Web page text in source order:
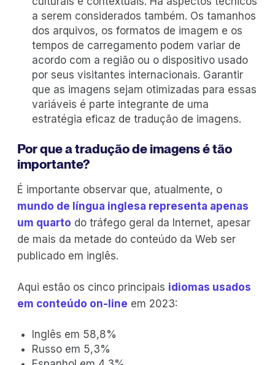
a serem considerados também. Os tamanhos
dos arquivos, os formatos de imagem e os
tempos de carregamento podem variar de
acordo com a região ou o dispositivo usado
por seus visitantes internacionais. Garantir
que as imagens sejam otimizadas para essas
variáveis é parte integrante de uma
estratégia eficaz de tradução de imagens.
Por que a tradução de imagens é tão
importante?
É importante observar que, atualmente, o
mundo de língua inglesa representa apenas
um quarto do tráfego geral da Internet, apesar
de mais da metade do conteúdo da Web ser
publicado em inglês.
Aqui estão os cinco principais idiomas usados
em conteúdo on-line em 2023:
Inglês em 58,8%
Russo em 5,3%